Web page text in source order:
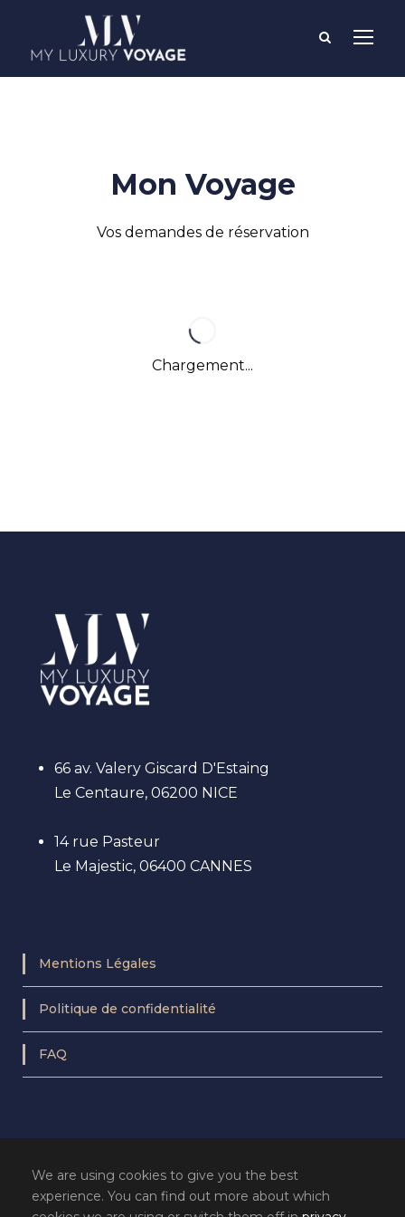
Mon Voyage
Vos demandes de réservation
Chargement...
66 av. Valery Giscard D'Estaing
Le Centaure, 06200 NICE
14 rue Pasteur
Le Majestic, 06400 CANNES
Mentions Légales
Politique de confidentialité
FAQ
We are using cookies to give you the best
experience. You can find out more about which